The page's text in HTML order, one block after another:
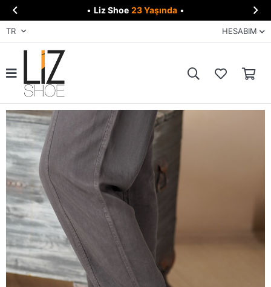
 • Liz Shoe 23 Yaşında • 
TR HESABIM